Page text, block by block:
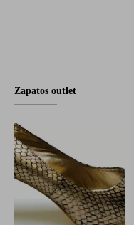
Zapatos outlet